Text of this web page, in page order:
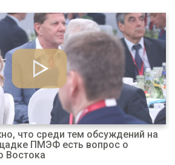
что среди тем обсуждений на
ПМЭФ есть вопрос о
Востока